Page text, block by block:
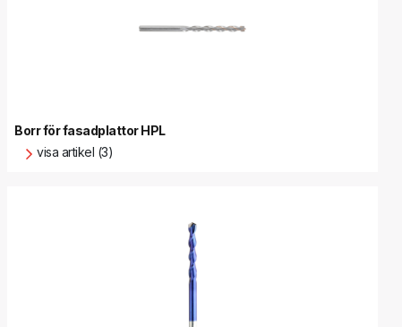
Borr för fasadplattor HPL
visa artikel (3)